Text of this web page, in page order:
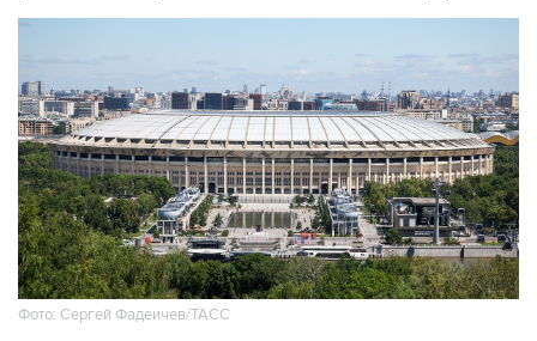
Фото: Сергей Фадеичев/ТАСС